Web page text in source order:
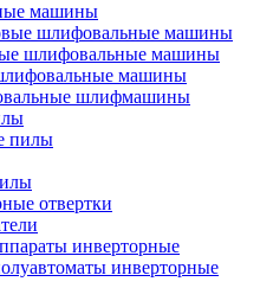
машины
шлифовальные машины
шлифовальные машины
машины
шлифмашины
пилы
отвертки
инверторные
инверторные